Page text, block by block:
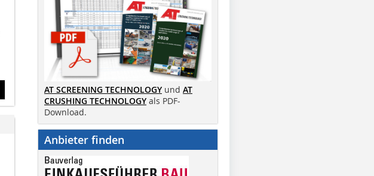
AT SCREENING TECHNOLOGY und AT
CRUSHING TECHNOLOGY als PDF-
Download.
Anbieter finden